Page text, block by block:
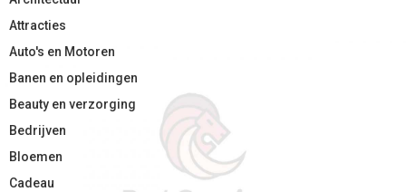
Attracties
Auto's en Motoren
Banen en opleidingen
Beauty en verzorging
Bedrijven
Bloemen
Cadeau